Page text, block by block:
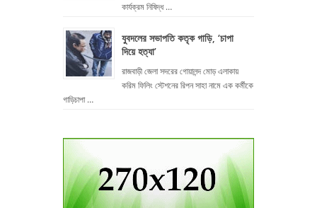
কার্যক্রম নিষিদ্ধ …
যুবদলের সভাপতি কতৃক গাড়ি, ‘চাপা
দিয়ে হত্যা’
রাজবাড়ী জেলা সদরের গোয়ালন্দ মোড় এলাকায়
করিম ফিলিং স্টেশনের রিপন সাহা নামে এক কর্মীকে
গাড়িচাপা …